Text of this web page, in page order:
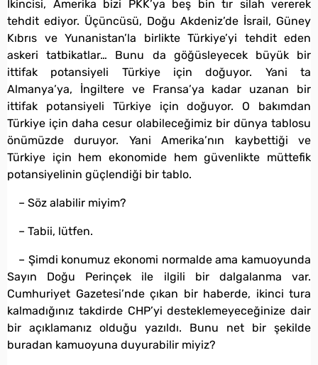
İkincisi, Amerika bizi PKK’ya beş bin tır silah vererek
tehdit ediyor. Üçüncüsü, Doğu Akdeniz’de İsrail, Güney
Kıbrıs ve Yunanistan’la birlikte Türkiye’yi tehdit eden
askeri tatbikatlar… Bunu da göğüsleyecek büyük bir
ittifak potansiyeli Türkiye için doğuyor. Yani ta
Almanya’ya, İngiltere ve Fransa’ya kadar uzanan bir
ittifak potansiyeli Türkiye için doğuyor. O bakımdan
Türkiye için daha cesur olabileceğimiz bir dünya tablosu
önümüzde duruyor. Yani Amerika’nın kaybettiği ve
Türkiye için hem ekonomide hem güvenlikte müttefik
potansiyelinin güçlendiği bir tablo.
– Söz alabilir miyim?
– Tabii, lütfen.
– Şimdi konumuz ekonomi normalde ama kamuoyunda
Sayın Doğu Perinçek ile ilgili bir dalgalanma var.
Cumhuriyet Gazetesi’nde çıkan bir haberde, ikinci tura
kalmadığınız takdirde CHP’yi desteklemeyeceğinize dair
bir açıklamanız olduğu yazıldı. Bunu net bir şekilde
buradan kamuoyuna duyurabilir miyiz?